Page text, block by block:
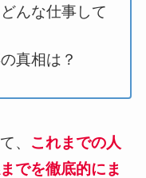
んな仕事して
真相は？
、 これまでの人
でを徹底的にま